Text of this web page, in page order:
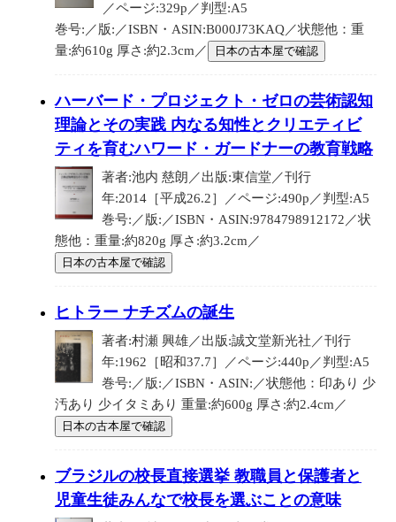
／ページ:329p／判型:A5
巻号:／版:／ISBN・ASIN:B000J73KAQ／状態他：重
量:約610g 厚さ:約2.3cm／
日本の古本屋で確認
ハーバード・プロジェクト・ゼロの芸術認知
理論とその実践 内なる知性とクリエティビ
ティを育むハワード・ガードナーの教育戦略
著者:池内 慈朗／出版:東信堂／刊行
年:2014［平成26.2］／ページ:490p／判型:A5
巻号:／版:／ISBN・ASIN:9784798912172／状
態他：重量:約820g 厚さ:約3.2cm／
日本の古本屋で確認
ヒトラー ナチズムの誕生
著者:村瀬 興雄／出版:誠文堂新光社／刊行
年:1962［昭和37.7］／ページ:440p／判型:A5
巻号:／版:／ISBN・ASIN:／状態他：印あり 少
汚あり 少イタミあり 重量:約600g 厚さ:約2.4cm／
日本の古本屋で確認
ブラジルの校長直接選挙 教職員と保護者と
児童生徒みんなで校長を選ぶことの意味